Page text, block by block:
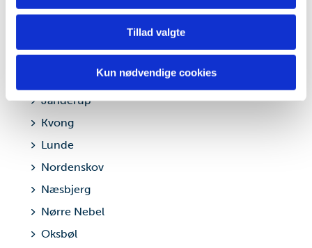
for sociale medier, annonceringspartnere og
analysepartnere. Vores partnere kan kombinere disse
data med andre oplysninger, du har givet dem, eller som
de har indsamlet fra din brug af deres tjenester.
Tillad valgte
Kun nødvendige cookies
Billum
Henne Stationsby
Janderup
Kvong
Lunde
Nordenskov
Næsbjerg
Nørre Nebel
Oksbøl